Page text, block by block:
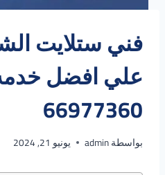
فني ستلايت
علي افضل
66977360
بواسطةadmin يونيو 21, 2024